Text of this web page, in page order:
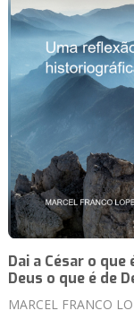
Dai a César o que
Deus o que é de
MARCEL FRANCO